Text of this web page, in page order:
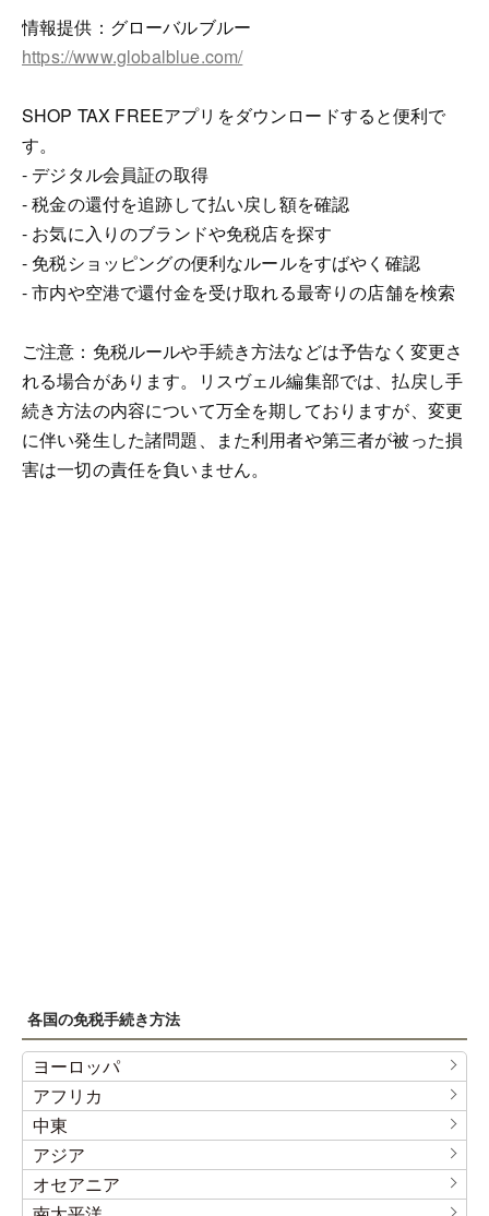
情報提供：グローバルブルー
https://www.globalblue.com/
SHOP TAX FREEアプリをダウンロードすると便利で
す。
- デジタル会員証の取得
- 税金の還付を追跡して払い戻し額を確認
- お気に入りのブランドや免税店を探す
- 免税ショッピングの便利なルールをすばやく確認
- 市内や空港で還付金を受け取れる最寄りの店舗を検索
ご注意：免税ルールや手続き方法などは予告なく変更さ
れる場合があります。リスヴェル編集部では、払戻し手
続き方法の内容について万全を期しておりますが、変更
に伴い発生した諸問題、また利用者や第三者が被った損
害は一切の責任を負いません。
各国の免税手続き方法
ヨーロッパ
アフリカ
中東
アジア
オセアニア